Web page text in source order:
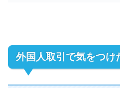
外国人取引で気をつけ